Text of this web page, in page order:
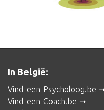
In België:
Vind-een-Psycholoog.be
Vind-een-Coach.be